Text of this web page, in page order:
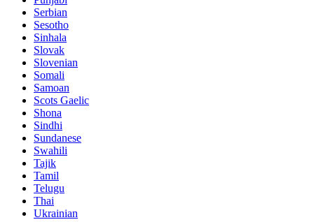
Serbian
Sesotho
Sinhala
Slovak
Slovenian
Somali
Samoan
Scots Gaelic
Shona
Sindhi
Sundanese
Swahili
Tajik
Tamil
Telugu
Thai
Ukrainian